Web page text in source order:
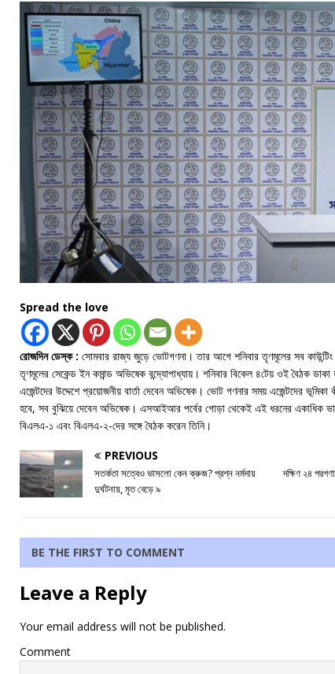
Spread the love
রোজদিন ডেস্ক : সোমবার রাজ্য জুড়ে ভোটগণনা। তার আগে শনিবার তৃণমূলের সব কাউন্টিং
তৃণমূলের সেকেন্ড ইন কমান্ড অভিষেক বন্দ্যোপাধ্যায়। শনিবার বিকেল ৪টেয় ওই বৈঠক ডাকা
এজেন্টদের উদ্দেশে প্রয়োজনীয় বার্তা দেবেন অভিষেক। ভোট গণনার সময় এজেন্টদের
হবে, সব বুঝিয়ে দেবেন অভিষেক। এসআইআর পর্বের গোড়া থেকেই এই ধরনের একাধিক
বিএলএ-১ এবং বিএলএ-২-দের সঙ্গে বৈঠক করেন তিনি।
PREVIOUS
সতর্কতা সত্বেও ভাসলো কেন ক্রুজ? প্রশ্ন নর্মদায়
দুর্ঘটনায়, মৃত বেড়ে ৯
দক্ষিণ ২৪
BE THE FIRST TO COMMENT
Leave a Reply
Your email address will not be published.
Comment